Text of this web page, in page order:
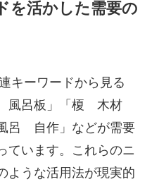
を活かした需要の
キーワードから見る
風呂板」「榎 木材
呂 自作」などが需要
ています。これらのニ
ような活用法が現実的